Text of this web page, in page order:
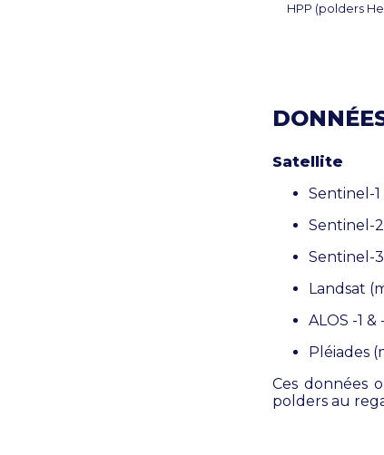
HPP (polders
Satellite
Sentinel-1
Sentinel-
Sentinel-
Landsat
ALOS -1
Pléiades
Ces données
polders au